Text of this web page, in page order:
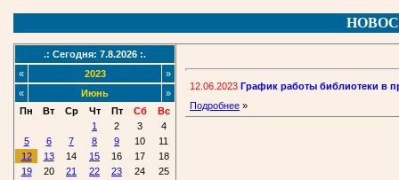
.: Сегодня: 7.8.2026 :.
«
2023
»
«
Июнь
»
Пн
Вт Ср Чт Пт Сб
Вс
1
2 3
4
5
6 7 8 9 10
11
12
13 14 15 16 17
18
19
20 21 22 23 24
25
12.06.2023 График работы библиотеки в
Подробнее »